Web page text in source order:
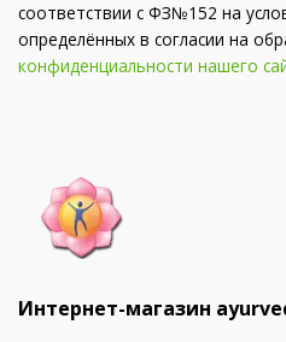
соответствии с ФЗ№152 на
определённых в согласии на
конфиденциальности нашего
Интернет-магазин